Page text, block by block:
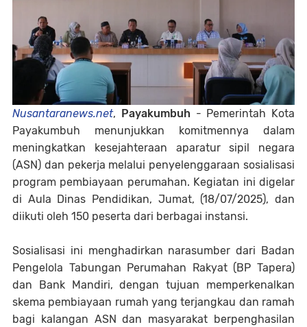
Nusantaranews.net, Payakumbuh - Pemerintah Kota
Payakumbuh menunjukkan komitmennya dalam
meningkatkan kesejahteraan aparatur sipil negara
(ASN) dan pekerja melalui penyelenggaraan sosialisasi
program pembiayaan perumahan. Kegiatan ini digelar
di Aula Dinas Pendidikan, Jumat, (18/07/2025), dan
diikuti oleh 150 peserta dari berbagai instansi.
Sosialisasi ini menghadirkan narasumber dari Badan
Pengelola Tabungan Perumahan Rakyat (BP Tapera)
dan Bank Mandiri, dengan tujuan memperkenalkan
skema pembiayaan rumah yang terjangkau dan ramah
bagi kalangan ASN dan masyarakat berpenghasilan